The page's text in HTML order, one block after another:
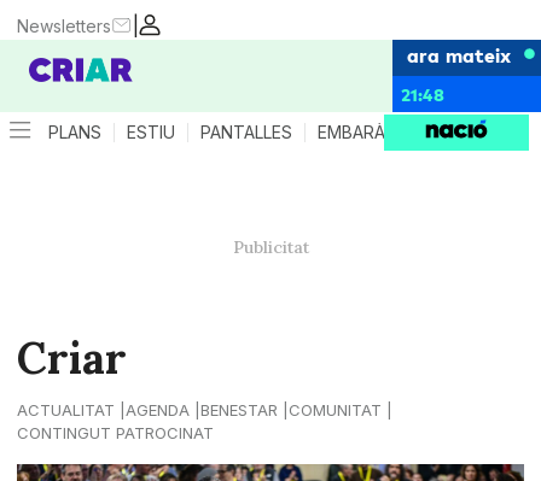
|
Newsletters
ara mateix
21:48
PLANS ESTIU PANTALLES EMBARÀS CRIANÇA
Criar
ACTUALITAT AGENDA BENESTAR
COMUNITAT
CONTINGUT PATROCINAT